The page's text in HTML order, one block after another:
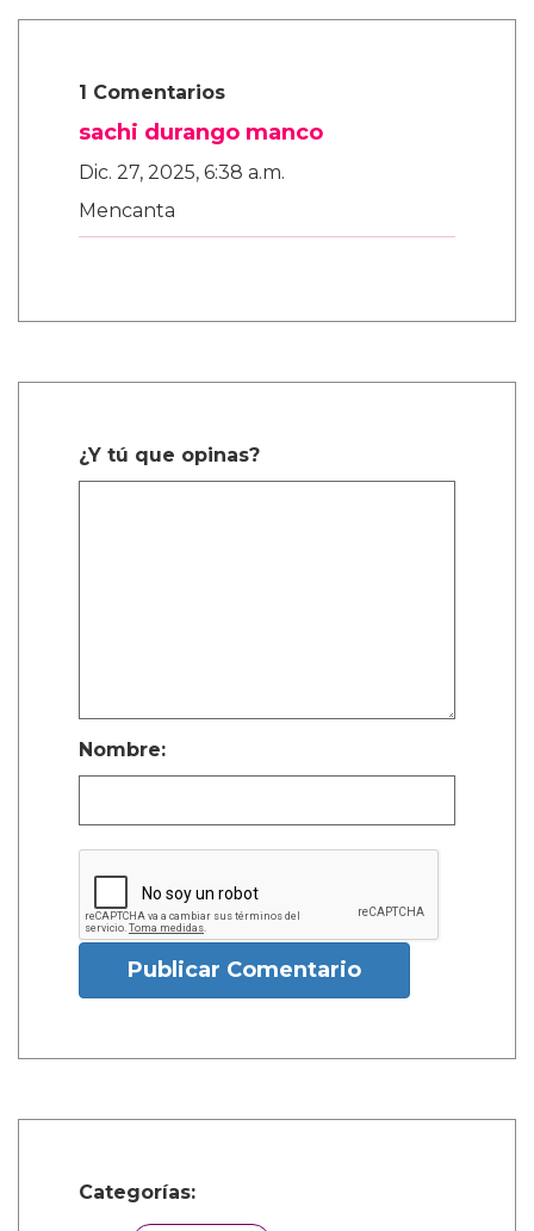
1 Comentarios
sachi durango manco
Dic. 27, 2025, 6:38 a.m.
Mencanta
¿Y tú que opinas?
Nombre:
Publicar Comentario
Categorías: